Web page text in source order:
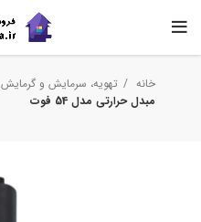
خانه تهویه، سرمایش و گرمایش
مبدل حرارتی مدل 54 فوت